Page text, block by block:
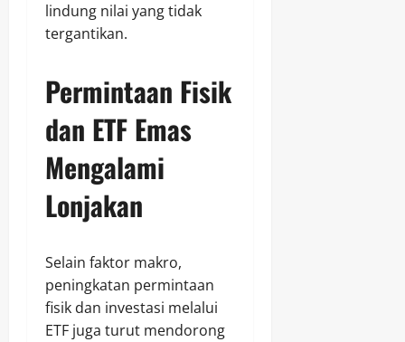
lindung nilai yang tidak
tergantikan.
Permintaan Fisik
dan ETF Emas
Mengalami
Lonjakan
Selain faktor makro,
peningkatan permintaan
fisik dan investasi melalui
ETF juga turut mendorong